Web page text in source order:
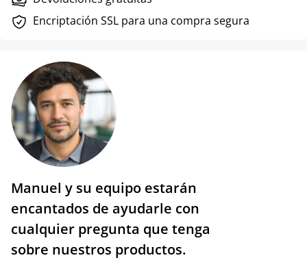
Encriptación SSL para una compra segura
Manuel y su equipo estarán
encantados de ayudarle con
cualquier pregunta que tenga
sobre nuestros productos.